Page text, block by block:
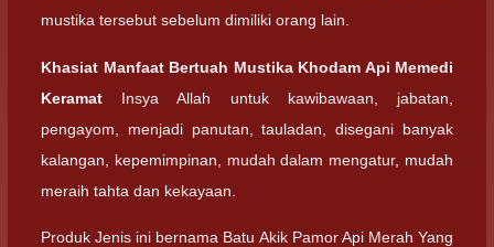
mustika tersebut sebelum dimiliki orang lain.
Khasiat Manfaat Bertuah Mustika Khodam Api Memedi
Keramat Insya Allah untuk kawibawaan, jabatan,
pengayom, menjadi panutan, tauladan, disegani banyak
kalangan, kepemimpinan, mudah dalam mengatur, mudah
meraih tahta dan kekayaan.
Produk Jenis ini bernama Batu Akik Pamor Api Merah Yang